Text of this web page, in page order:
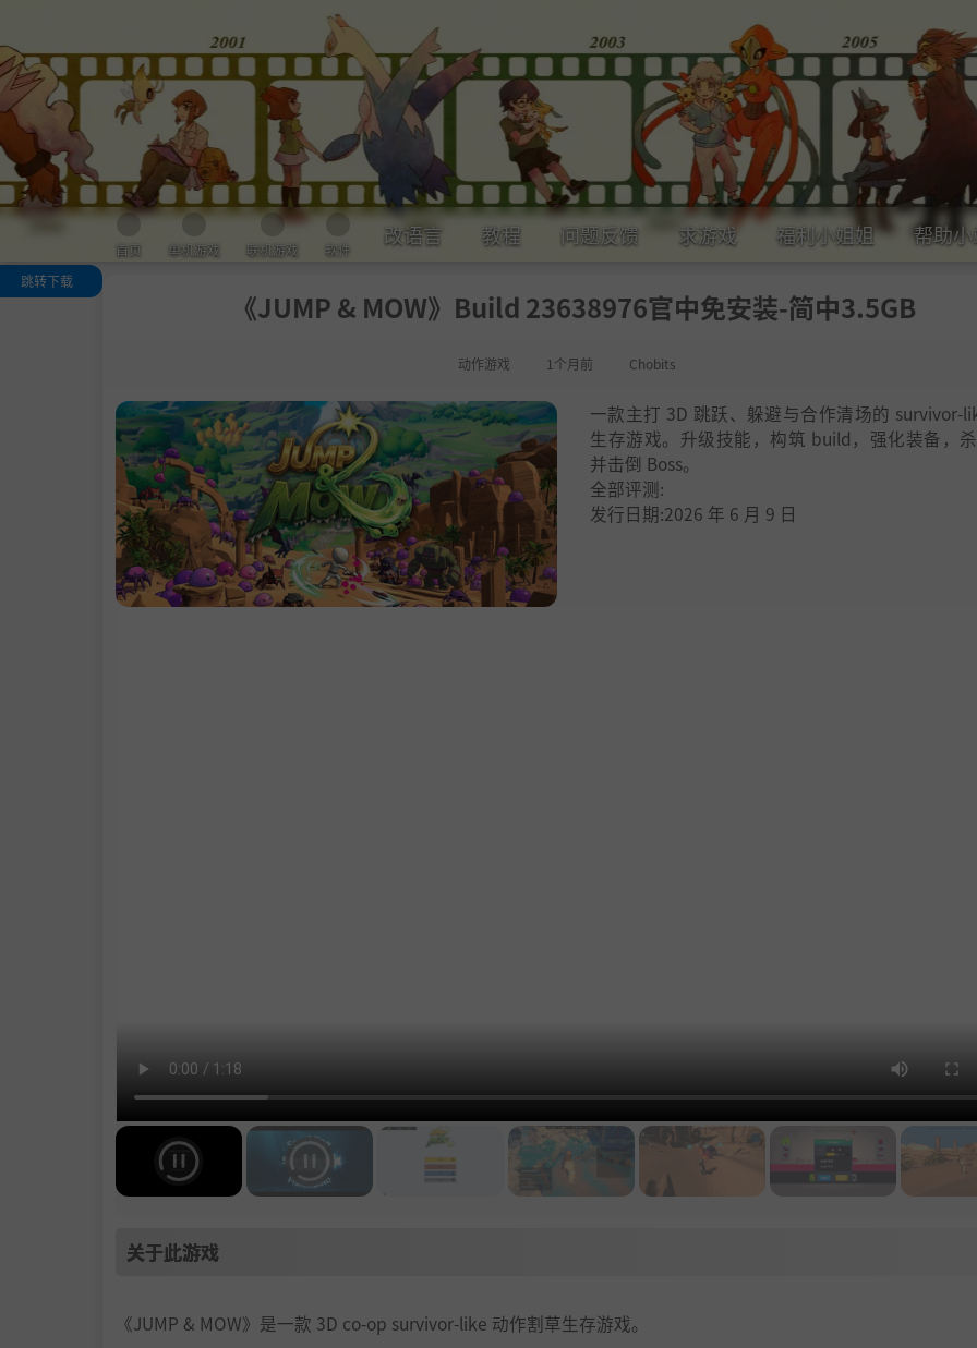
首页 单机游戏 联机游戏 软件
改语言 教程 问题反馈 求游戏 福利小姐姐 帮助
《JUMP & MOW》Build 23638976官中免安装-简中3.5GB
动作游戏 1个月前 Chobits
跳转下载
一款主打 3D 跳跃、躲避与合作清场的 survivor-
生存游戏。升级技能，构筑 build，强化装备，
并击倒 Boss。
全部评测:
发行日期:2026 年 6 月 9 日
关于此游戏
《JUMP & MOW》是一款 3D co-op survivor-like 动作割草生存游戏。